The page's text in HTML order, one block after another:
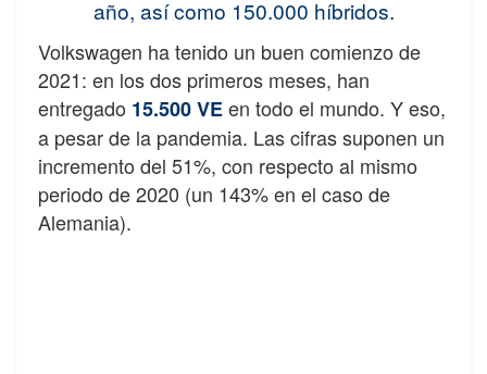
año, así como 150.000 híbridos.
Volkswagen ha tenido un buen comienzo de
2021: en los dos primeros meses, han
entregado 15.500 VEen todo el mundo. Y eso,
a pesar de la pandemia. Las cifras suponen un
incremento del 51%, con respecto al mismo
periodo de 2020 (un 143% en el caso de
Alemania).